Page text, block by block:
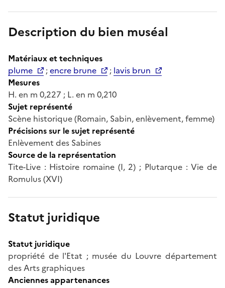
Description du bien muséal
Matériaux et techniques
plume
;encre brune ; lavis brun
Mesures
H. en m 0,227 ; L. en m 0,210
Sujet représenté
Scène historique (Romain, Sabin, enlèvement, femme)
Précisions sur le sujet représenté
Enlèvement des Sabines
Source de la représentation
Tite-Live : Histoire romaine (I, 2) ; Plutarque : Vie de
Romulus (XVI)
Statut juridique
Statut juridique
propriété de l'Etat ; musée du Louvre département
des Arts graphiques
Anciennes appartenances